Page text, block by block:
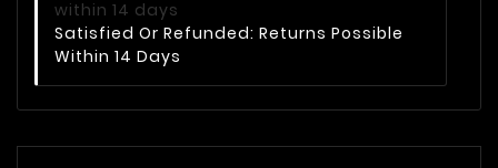
Satisfied Or Refunded: Returns Possible
Within 14 Days